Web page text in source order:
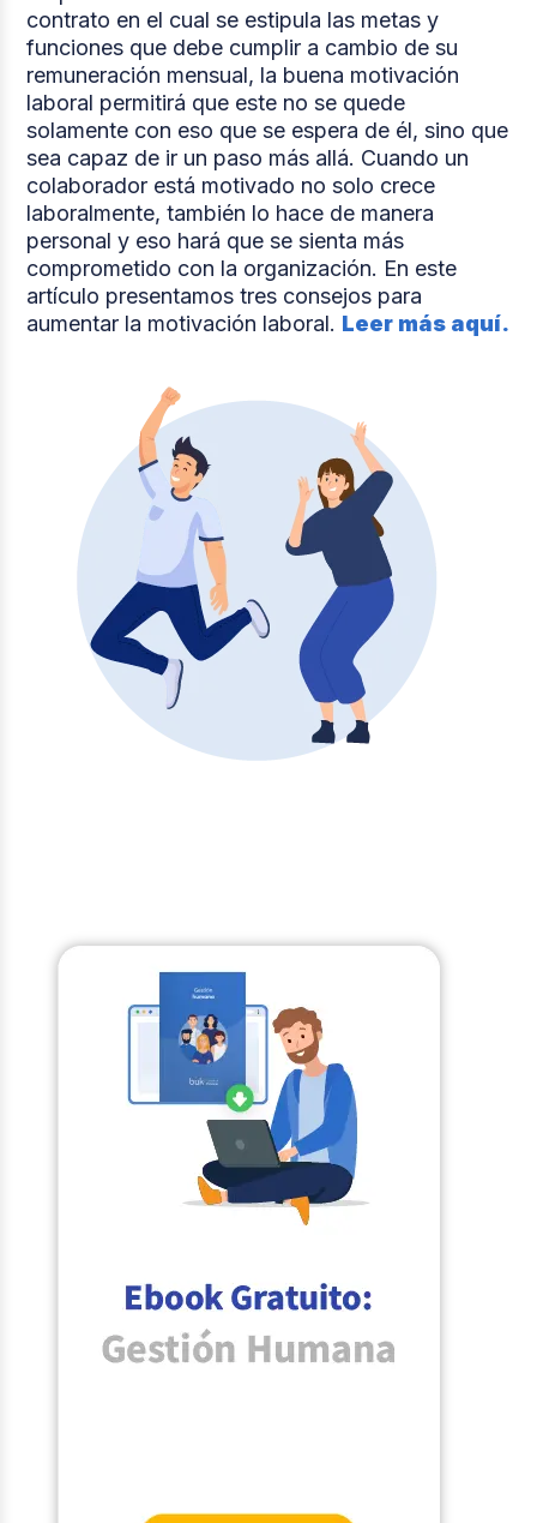
contrato en el cual se estipula las metas y
funciones que debe cumplir a cambio de su
remuneración mensual, la buena motivación
laboral permitirá que este no se quede
solamente con eso que se espera de él, sino que
sea capaz de ir un paso más allá. Cuando un
colaborador está motivado no solo crece
laboralmente, también lo hace de manera
personal y eso hará que se sienta más
comprometido con la organización. En este
artículo presentamos tres consejos para
aumentar la motivación laboral. Leer más aquí.